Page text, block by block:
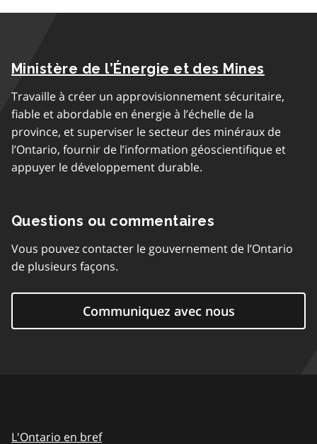
Ministère de l’Énergie et des Mines
Travaille à créer un approvisionnement sécuritaire,
fiable et abordable en énergie à l’échelle de la
province, et superviser le secteur des minéraux de
l’Ontario, fournir de l’information géoscientifique et
appuyer le développement durable.
Questions ou commentaires
Vous pouvez contacter le gouvernement de l’Ontario
de plusieurs façons.
Communiquez avec nous
L'Ontario en bref